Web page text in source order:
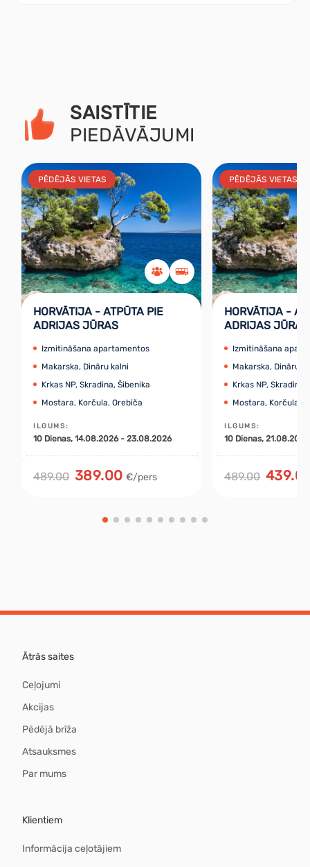
SAISTĪTIE
PIEDĀVĀJUMI
PĒDĒJĀS VIETAS
HORVĀTIJA - ATPŪTA PIE
ADRIJAS JŪRAS
Izmitināšana apartamentos
Makarska, Dināru kalni
Krkas NP, Skradina, Šibenika
Mostara, Korčula, Orebiča
ILGUMS:
10 Dienas, 14.08.2026 - 23.08.2026
489.00 389.00 €/pers
PĒDĒJĀS VIETAS
HORVĀTIJA -
ADRIJAS JŪRAS
Izmitināšana
Makarska, Dināru
Krkas NP, Skradina,
Mostara, Korčula,
ILGUMS:
10 Dienas,
489.00
Ātrās saites
Ceļojumi
Akcijas
Pēdējā brīža
Atsauksmes
Par mums
Klientiem
Informācija ceļotājiem